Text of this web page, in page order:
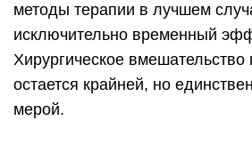
методы терапии в лучшем
исключительно временный
Хирургическое
остается крайней, но
мерой.